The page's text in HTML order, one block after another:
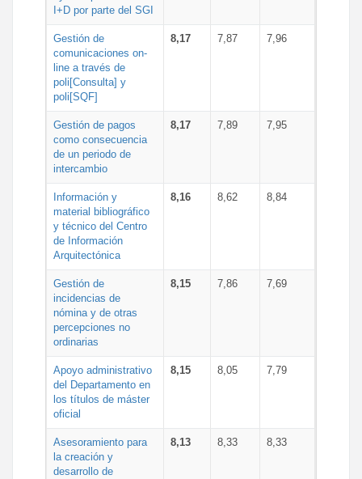
I+D por parte del SGI
Gestión de
comunicaciones on-
line a través de
poli[Consulta] y
poli[SQF]
8,17 7,87 7,96
Gestión de pagos
como consecuencia
de un periodo de
intercambio
8,17 7,89 7,95
Información y
material bibliográfico
y técnico del Centro
de Información
Arquitectónica
8,16 8,62 8,84
Gestión de
incidencias de
nómina y de otras
percepciones no
ordinarias
8,15 7,86 7,69
Apoyo administrativo
del Departamento en
los títulos de máster
oficial
8,15 8,05 7,79
Asesoramiento para
la creación y
desarrollo de
8,13 8,33 8,33